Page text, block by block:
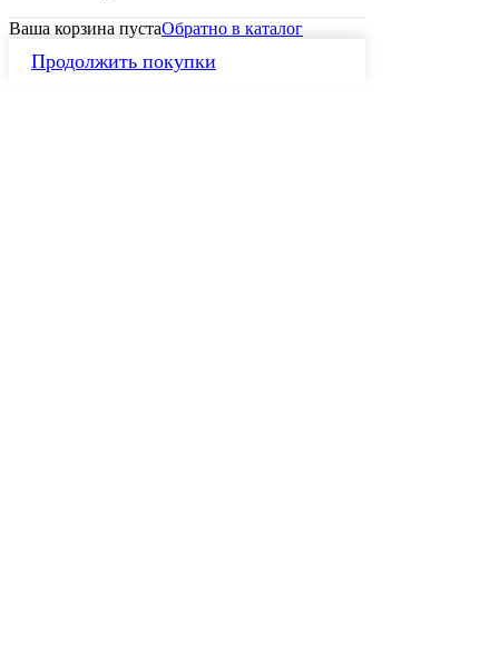
Ваша корзина пустаОбратно в каталог
Продолжить покупки